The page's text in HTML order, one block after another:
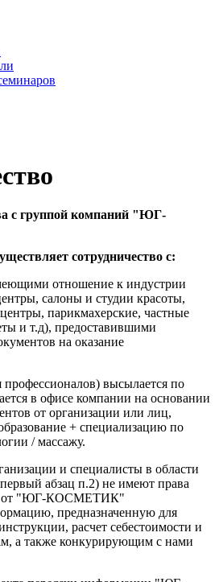
с группой компаний "ЮГ-
сотрудничество с:
отношение к индустрии
салоны и студии красоты,
парикмахерские, частные
и т.д), предоставившими
на оказание
высылается по
в офисе компании на основании
от организации или лиц,
+ специализацию по
/ массажу.
и специалисты в области
абзац п.2) не имеют права
от "ЮГ-КОСМЕТИК"
предназначенную для
расчет себестоимости и
а также конкурирующим с нами